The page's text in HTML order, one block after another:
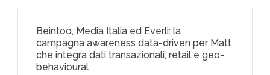
Beintoo, Media Italia ed Everli: la
campagna awareness data-driven per Matt
che integra dati transazionali, retail e geo-
behavioural